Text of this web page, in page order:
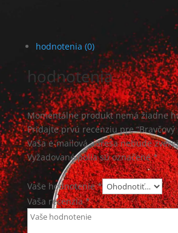
hodnotenia (0)
hodnotenia
Momentálne produkt nemá žiadne
Pridajte prvú recenziu pre “Bravčový
Vaša e-mailová adresa nebude
Vyžadované polia sú označené*
Vaše hodnotenie *
Vaša recenzia*